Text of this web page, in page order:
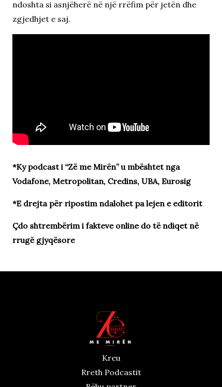
ndoshta si asnjëherë në një rrëfim për jetën dhe
zgjedhjet e saj.
*Ky podcast i “Zë me Mirën” u mbështet nga
Vodafone, Metropolitan, Credins, UBA, Eurosig
*E drejta për ripostim ndalohet pa lejen e editorit
Çdo shtrembërim i fakteve online do të ndiqet në
rrugë gjyqësore
Kreu
Rreth Podcastit